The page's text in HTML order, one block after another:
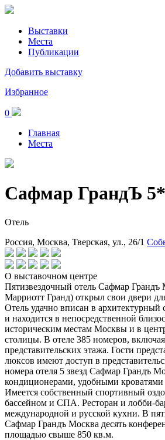
Выставки
Места
Публикации
Добавить выставку
Избранное
0
Главная
Места
Сафмар ГрандЪ 5*
Отель
Россия, Москва, Тверская, ул., 26/1
О выставочном центре
Пятизвездочный отель Сафмар
Марриотт Гранд) открыл свои двери
Отель удачно вписан в
и находится в непосредственной
историческим местам Москвы и в
столицы. В отеле 385 номеров,
представительских этажа. Гости
люксов имеют доступ в
номера отеля 5 звезд Сафмар Грандъ
кондиционерами, удобными
Имеется собственный спортивный
бассейном и СПА. Ресторан и лобби-
международной и русской кухни. В
Сафмар Грандъ Москва десять
площадью свыше 850 кв.м.